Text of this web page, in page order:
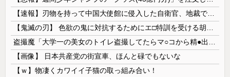
【画像】 日本共産党の街宣車、ほんと碌でもないな
【ｗ】物凄くカワイイ子猫の取っ組み合い！